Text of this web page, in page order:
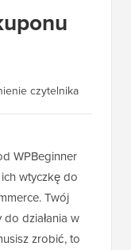
czytelnika
WPBeginner
wtyczkę do
Twój
działania w
zrobić, to